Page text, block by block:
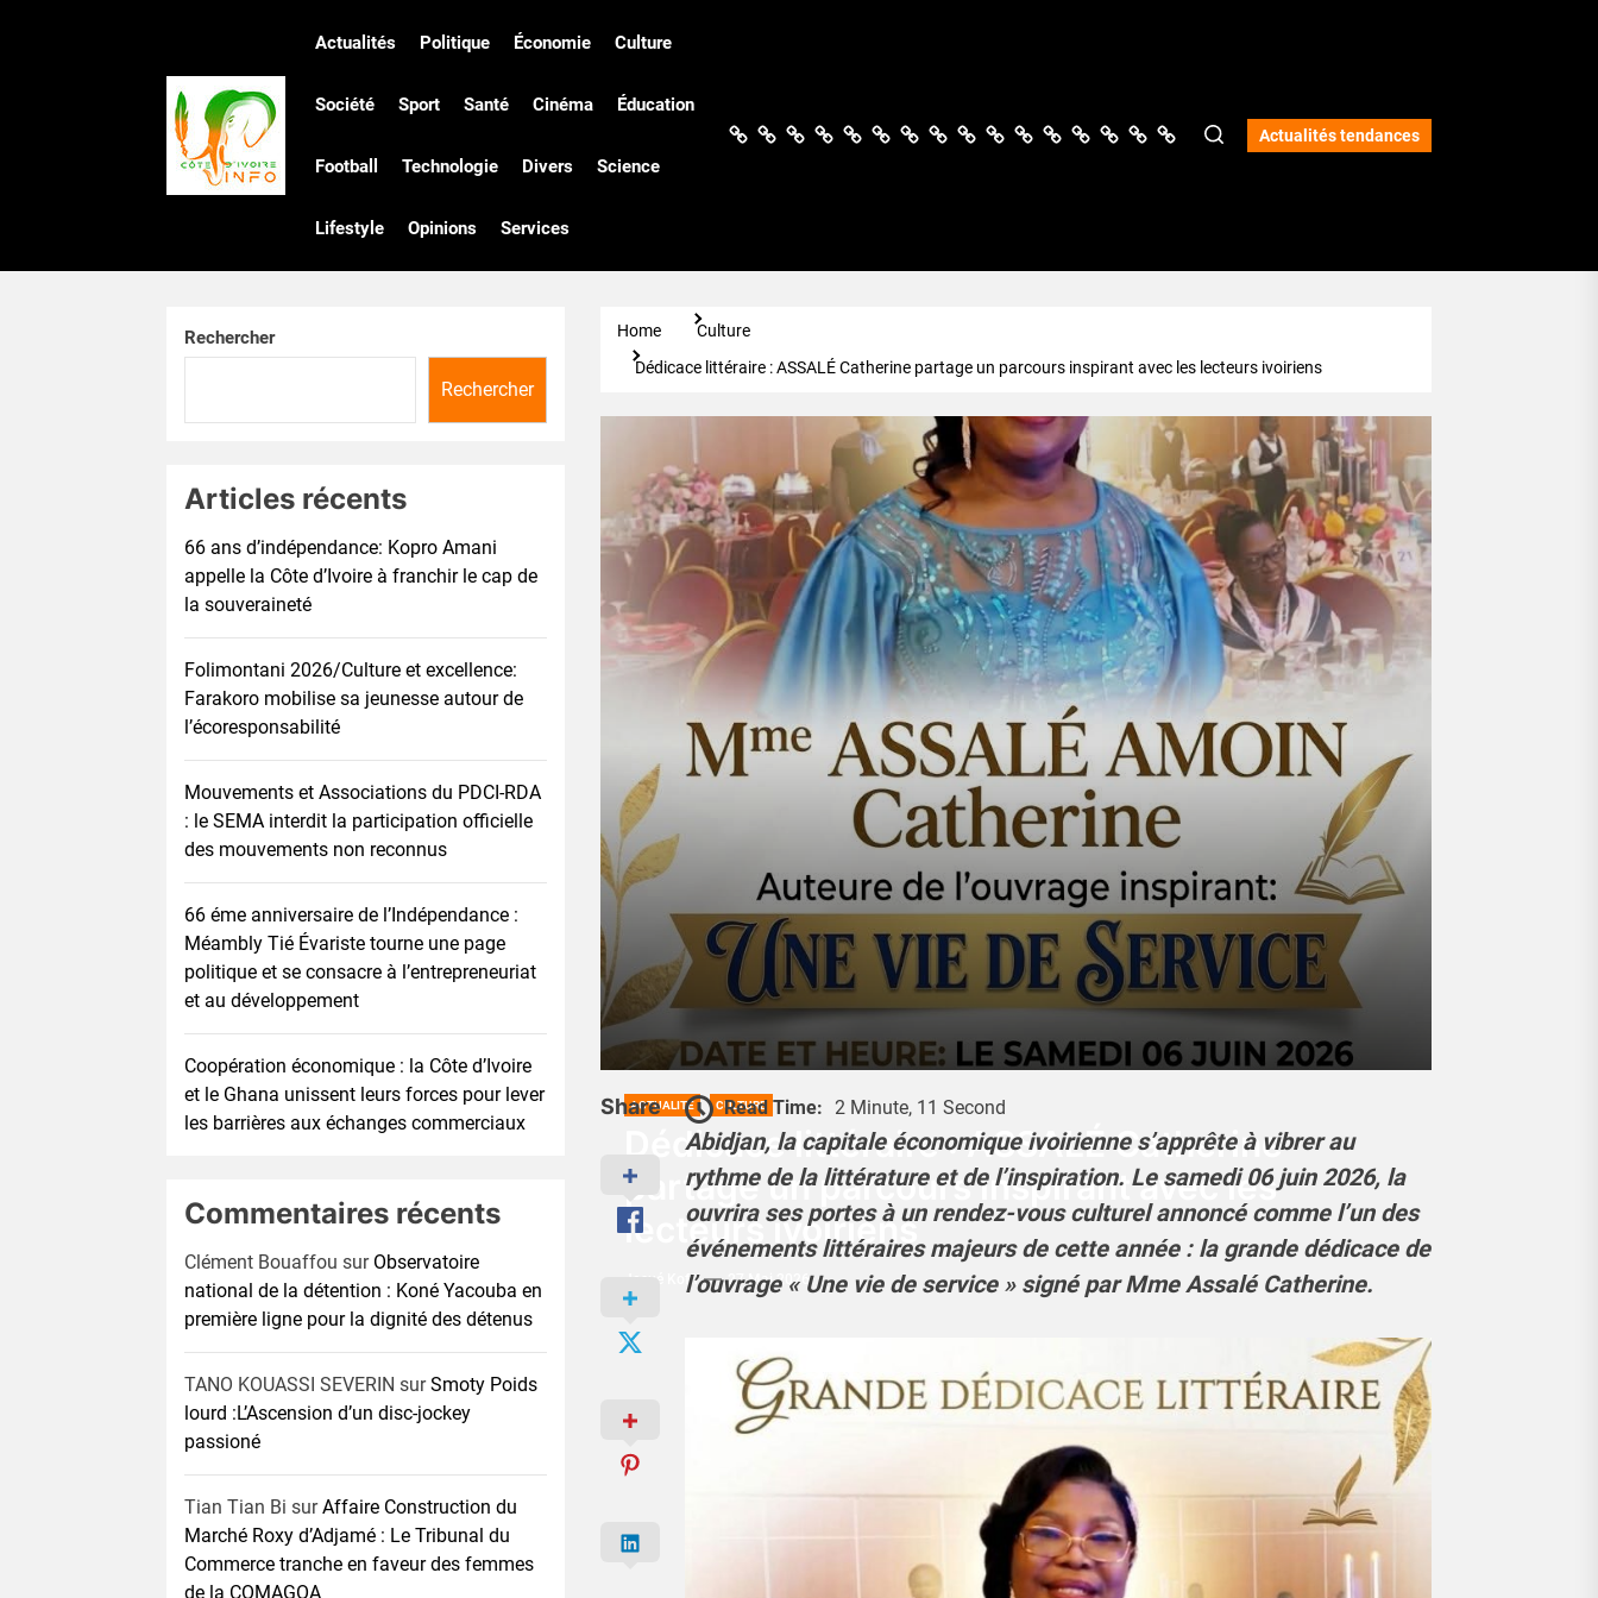
Côte
d'Ivoire
Infos
Actualités Politique Économie Culture
Société Sport Santé Cinéma Éducation
Football Technologie Divers Science
Lifestyle Opinions Services
Actualités
Politique
Économie
CultureSociété
SportSantéCinémaÉducation
Football
Technologie
DiversScience
Lifestyle
OpinionsServices Actualités tendances
Home
Culture
Dédicace littéraire : ASSALÉ Catherine partage un parcours inspirant avec les lecteurs ivoiriens
ACTUALITÉ CULTURE
Dédicace littéraire : ASSALÉ Catherine
partage un parcours inspirant avec les
lecteurs ivoiriens
Josué Koffi 27 Mai 2026
Share Read Time: 2 Minute, 11 Second
Abidjan, la capitale économique ivoirienne s’apprête à vibrer au
rythme de la littérature et de l’inspiration. Le samedi 06 juin 2026, la
ouvrira ses portes à un rendez-vous culturel annoncé comme l’un des
événements littéraires majeurs de cette année : la grande dédicace de
l’ouvrage « Une vie de service » signé par Mme Assalé Catherine.
Rechercher
Rechercher
Articles récents
66 ans d’indépendance: Kopro Amani
appelle la Côte d’Ivoire à franchir le cap de
la souveraineté
Folimontani 2026/Culture et excellence:
Farakoro mobilise sa jeunesse autour de
l’écoresponsabilité
Mouvements et Associations du PDCI-RDA
: le SEMA interdit la participation officielle
des mouvements non reconnus
66 éme anniversaire de l’Indépendance :
Méambly Tié Évariste tourne une page
politique et se consacre à l’entrepreneuriat
et au développement
Coopération économique : la Côte d’Ivoire
et le Ghana unissent leurs forces pour lever
les barrières aux échanges commerciaux
Commentaires récents
Clément Bouaffou sur Observatoire
national de la détention : Koné Yacouba en
première ligne pour la dignité des détenus
TANO KOUASSI SEVERIN surSmoty Poids
lourd :L’Ascension d’un disc-jockey
passioné
Tian Tian Bi surAffaire Construction du
Marché Roxy d’Adjamé : Le Tribunal du
Commerce tranche en faveur des femmes
de la COMAGOA